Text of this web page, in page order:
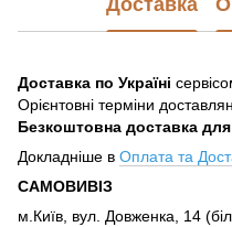
Доставка
Доставка по Україні
Орієнтовні терміни
Безкоштовна доставка
Докладніше в Оплата та
САМОВИВІЗ
м.Київ, вул. Довженка, 14